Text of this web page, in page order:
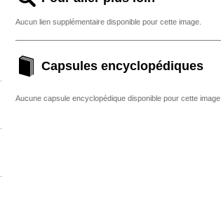
Aucun lien supplémentaire disponible pour cette image.
Capsules encyclopédiques
Aucune capsule encyclopédique disponible pour cette image.